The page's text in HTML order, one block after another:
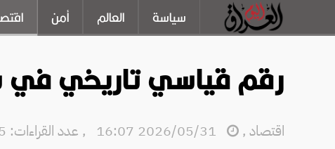
سياسة العالم أمن
رقم قياسي تاريخي في
اقتصاد ,
, عدد القراءات: 3285